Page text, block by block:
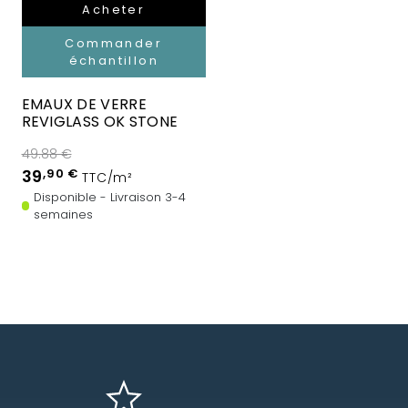
Acheter
Commander
échantillon
EMAUX DE VERRE
REVIGLASS OK STONE
49.88 €
39,90 € TTC/m²
Disponible - Livraison 3-4
semaines